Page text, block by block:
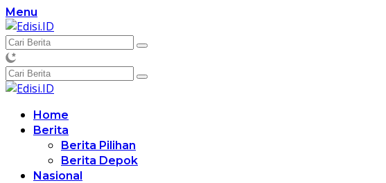
Langsung
ke
konten
Menu
Home
Berita
Berita Pilihan
Berita Depok
Nasional